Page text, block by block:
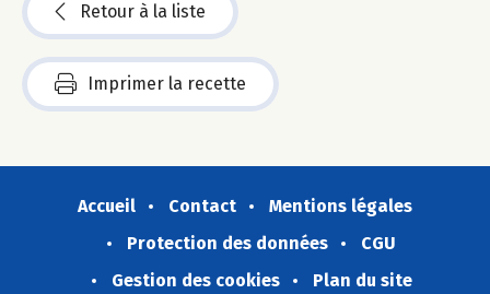
Retour à la liste
Imprimer la recette
Accueil Contact
Mentions légales
Protection des données
CGU
Gestion des cookies
Plan du site